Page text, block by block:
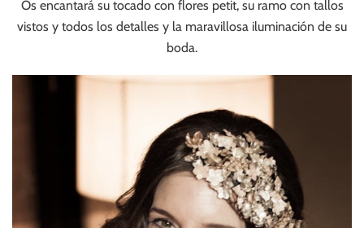
Os encantará su tocado con flores petit, su ramo con tallos
vistos y todos los detalles y la maravillosa iluminación de su
boda.